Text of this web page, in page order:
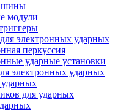
модули
электронных ударных
перкуссия
ударные установки
электронных ударных
для ударных